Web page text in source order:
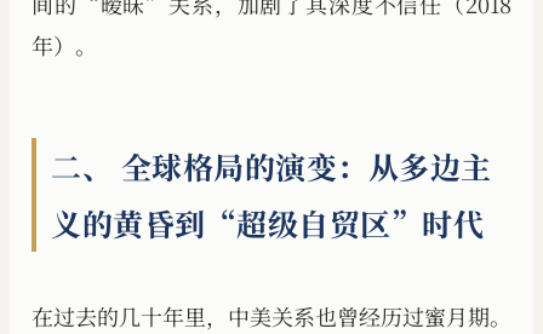
年）。
二、 全球格局的演变：从多边主
义的黄昏到“超级自贸区”时代
在过去的几十年里，中美关系也曾经历过蜜月期。